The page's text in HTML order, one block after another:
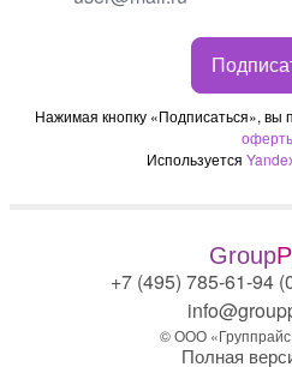
Нажимая кнопку «Подписаться», вы
Используется
Group
+7 (495) 785-61-94
© ООО
Полная